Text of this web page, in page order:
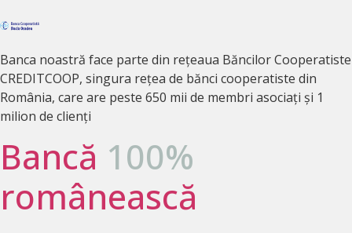
Banca noastră face parte din rețeaua Băncilor Cooperatiste
CREDITCOOP, singura rețea de bănci cooperatiste din
România, care are peste 650 mii de membri asociați și 1
milion de clienți
Bancă 100%
românească